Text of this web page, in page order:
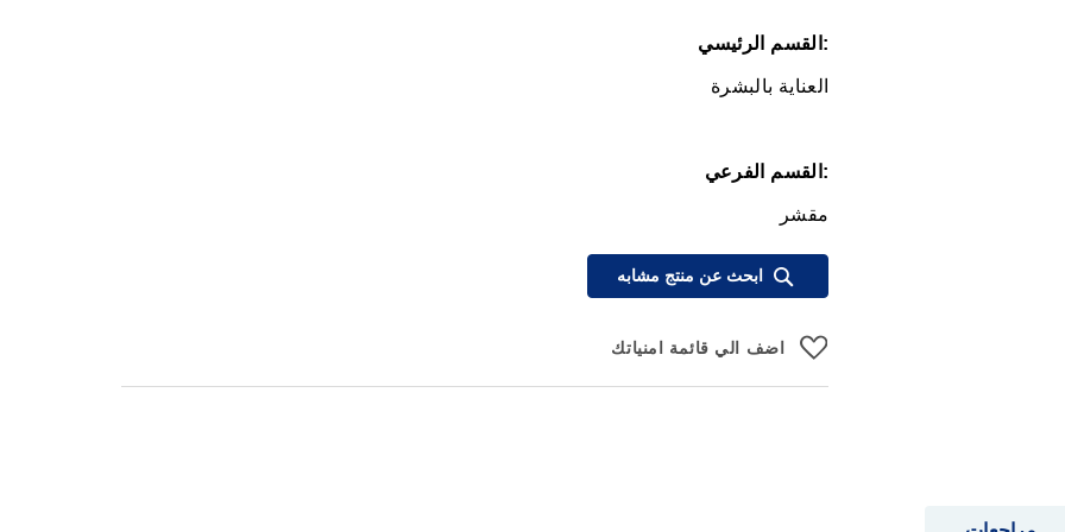
:القسم الرئيسي
العناية بالبشرة
:القسم الفرعي
مقشر
ابحث عن منتج مشابه
اضف الي قائمة امنياتك